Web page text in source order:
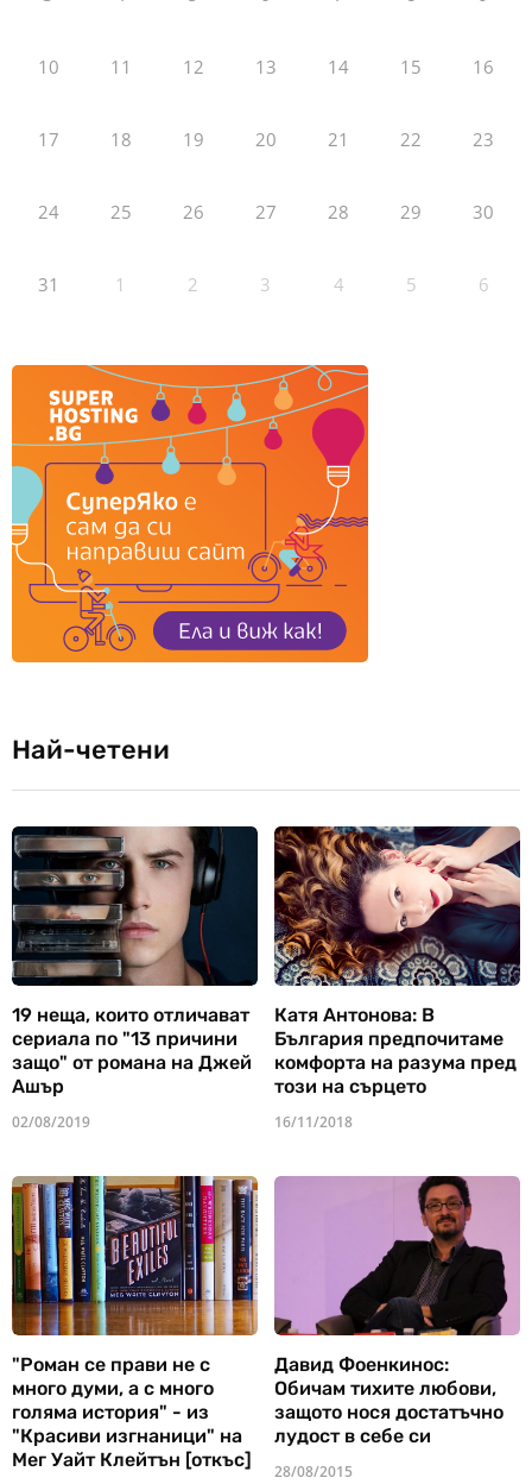
10 11 12 13 14 15 16
17 18 19 20 21 22 23
24 25 26 27 28 29 30
31 1 2 3 4 5 6
Най-четени
19 неща, които отличават
сериала по "13 причини
защо" от романа на Джей
Ашър
02/08/2019
Катя Антонова: В
България предпочитаме
комфорта на разума пред
този на сърцето
16/11/2018
"Роман се прави не с
много думи, а с много
голяма история" - из
"Красиви изгнаници" на
Мег Уайт Клейтън [откъс]
Давид Фоенкинос:
Обичам тихите любови,
защото нося достатъчно
лудост в себе си
28/08/2015